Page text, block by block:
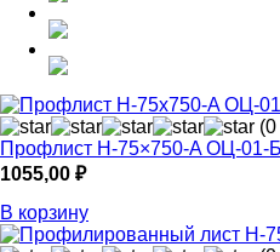
Профлист Н-75×750-A ОЦ-01-
1055,00 ₽
В корзину